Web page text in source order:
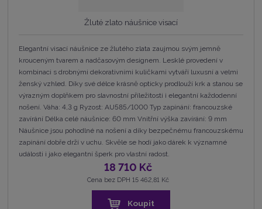
Žluté zlato náušnice visací
Elegantní visací náušnice ze žlutého zlata zaujmou svým jemně
krouceným tvarem a nadčasovým designem. Lesklé provedení v
kombinaci s drobnými dekorativními kuličkami vytváří luxusní a velmi
ženský vzhled. Díky své délce krásně opticky prodlouží krk a stanou se
výrazným doplňkem pro slavnostní příležitosti i elegantní každodenní
nošení. Váha: 4,3 g Ryzost: AU585/1000 Typ zapínání: francouzské
zavírání Délka celé náušnice: 60 mm Vnitřní výška zavírání: 9 mm
Náušnice jsou pohodlné na nošení a díky bezpečnému francouzskému
zapínání dobře drží v uchu. Skvěle se hodí jako dárek k významné
události i jako elegantní šperk pro vlastní radost.
18 710 Kč
Cena bez DPH 15 462,81 Kč
Koupit